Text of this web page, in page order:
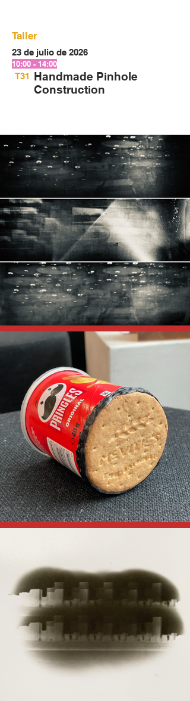
Taller
23 de julio de 2026
10:00 - 14:00
T31 Handmade Pinhole
Construction